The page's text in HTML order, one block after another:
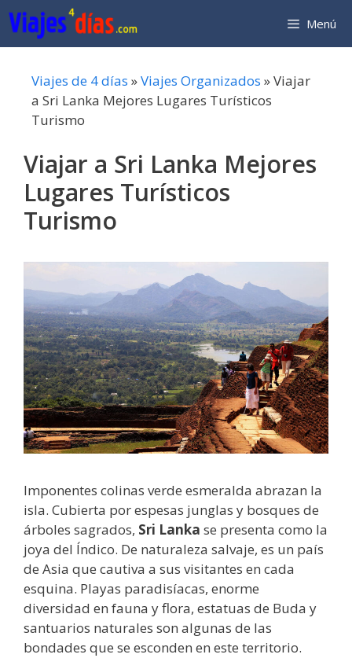
Saltar
al
contenido
Menú
Viajes de 4 días »Viajes Organizados »Viajar
a Sri Lanka Mejores Lugares Turísticos
Turismo
Viajar a Sri Lanka Mejores
Lugares Turísticos
Turismo
Imponentes colinas verde esmeralda abrazan la
isla. Cubierta por espesas junglas y bosques de
árboles sagrados, Sri Lanka se presenta como la
joya del Índico. De naturaleza salvaje, es un país
de Asia que cautiva a sus visitantes en cada
esquina. Playas paradisíacas, enorme
diversidad en fauna y flora, estatuas de Buda y
santuarios naturales son algunas de las
bondades que se esconden en este territorio.